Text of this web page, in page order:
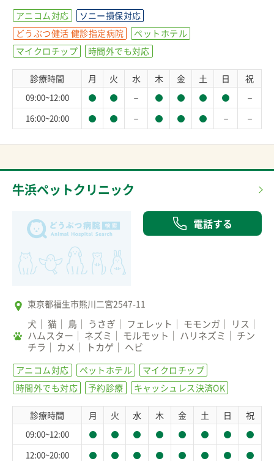
アニコム対応
ソニー損保対応
どうぶつ健活 健診指定病院
ペットホテル
マイクロチップ
時間外でも対応
診療時間 月 火 水 木 金 土 日 祝
09:00~12:00 － －
16:00~20:00 － － －
牛浜ペットクリニック
電話する
東京都福生市熊川二宮2547-11
犬 猫 鳥 うさぎ フェレット モモンガ
リス
ハムスター
ネズミ モルモット ハリネズミ
チン
チラ
カメ トカゲ ヘビ
アニコム対応 ペットホテル
マイクロチップ
時間外でも対応
予約診療 キャッシュレス決済OK
診療時間 月 火 水 木 金 土 日 祝
09:00~12:00
12:00~20:00